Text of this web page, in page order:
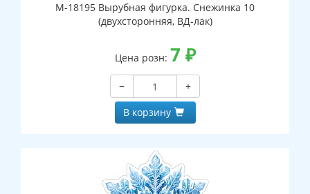
М-18195 Вырубная фигурка. Снежинка 10
(двухсторонняя, ВД-лак)
Цена розн: 7 ₽
−
+
В корзину